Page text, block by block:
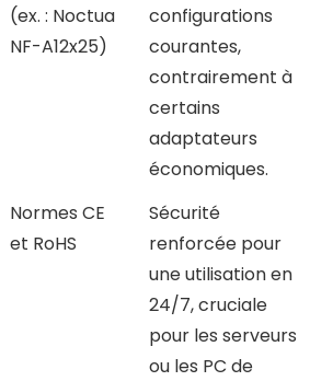
(ex. : Noctua
NF-A12x25)
configurations
courantes,
contrairement à
certains
adaptateurs
économiques.
Normes CE
et RoHS
Sécurité
renforcée pour
une utilisation en
24/7, cruciale
pour les serveurs
ou les PC de